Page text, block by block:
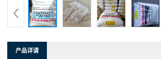
产品详请